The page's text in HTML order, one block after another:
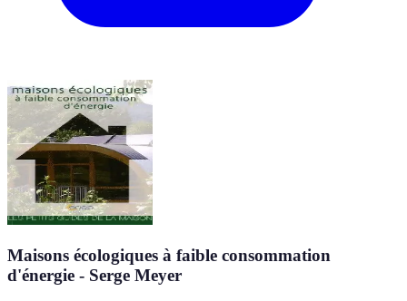
Maisons écologiques à faible consommation
d'énergie - Serge Meyer